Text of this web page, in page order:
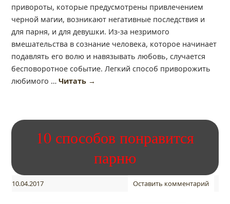
привороты, которые предусмотрены привлечением
черной магии, возникают негативные последствия и
для парня, и для девушки. Из-за незримого
вмешательства в сознание человека, которое начинает
подавлять его волю и навязывать любовь, случается
бесповоротное событие. Легкий способ приворожить
любимого … Читать →
10 способов понравится
парню
10.04.2017 Оставить комментарий